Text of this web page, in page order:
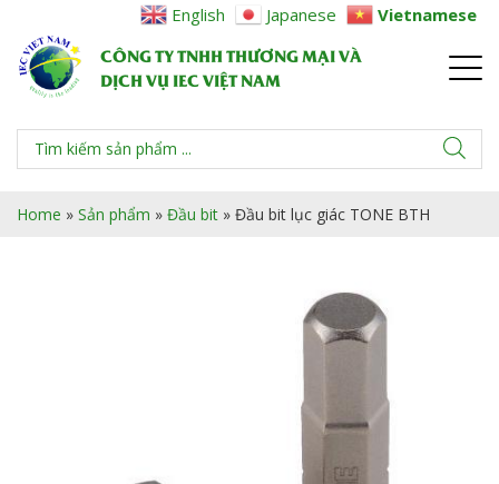
CÔNG TY TNHH THƯƠNG MẠI VÀ
DỊCH VỤ IEC VIỆT NAM
Home » Sản phẩm » Đầu bit » Đầu bit lục giác TONE BTH
English Japanese Vietnamese